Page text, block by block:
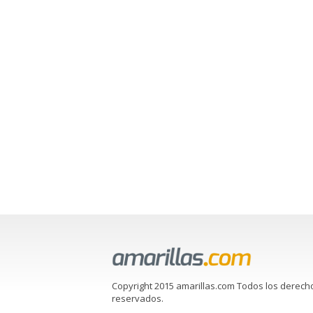
Copyright 2015 amarillas.com Todos los
reservados.